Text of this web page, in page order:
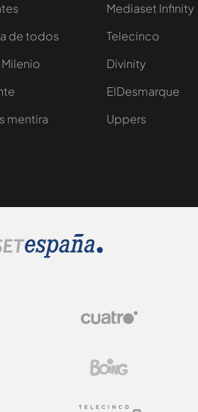
de todos
mentira
Mediaset Infinity
Telecinco
Divinity
ElDesmarque
Uppers